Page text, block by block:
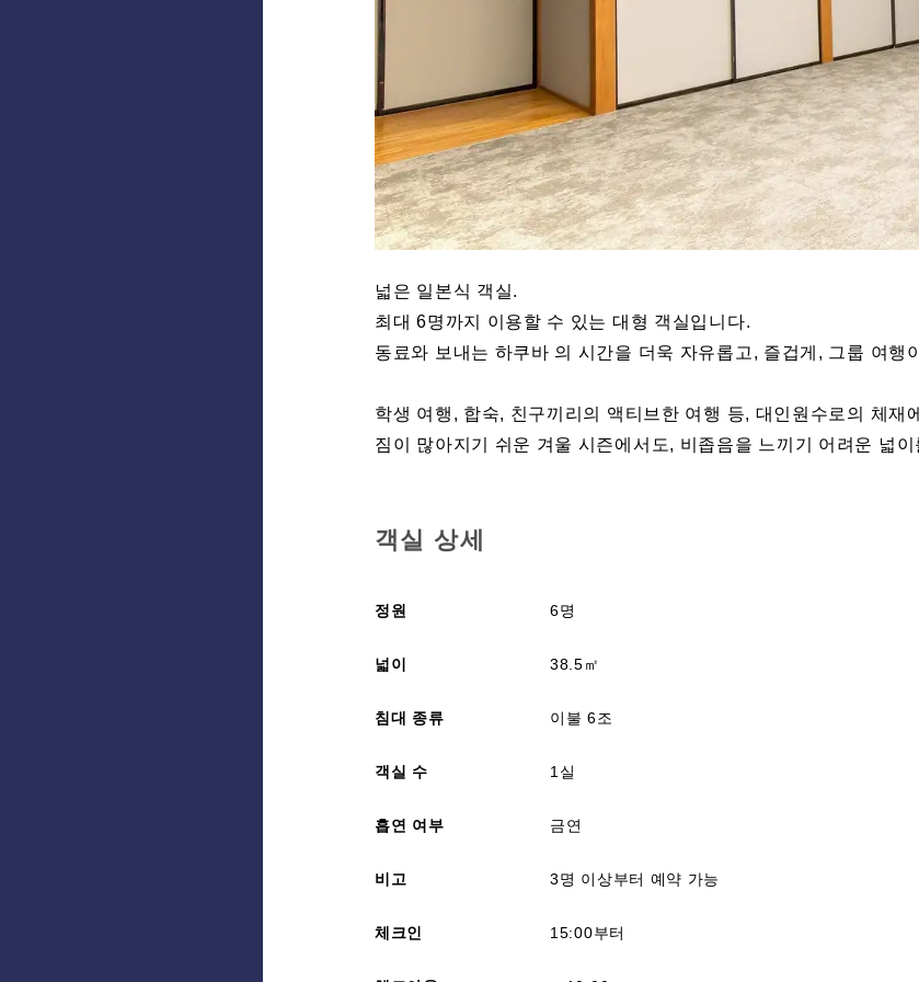
넓은 일본식 객실.
최대 6명까지 이용할 수 있는 대형 객실입니다.
동료와 보내는 하쿠바 의 시간을 더욱 자유롭고, 즐겁게, 그룹 여행
학생 여행, 합숙, 친구끼리의 액티브한 여행 등, 대인원수로의 체재
짐이 많아지기 쉬운 겨울 시즌에서도, 비좁음을 느끼기 어려운 넓
객실 상세
정원 6명
넓이 38.5㎡
침대 종류 이불 6조
객실 수 1실
흡연 여부 금연
비고 3명 이상부터 예약 가능
체크인 15:00부터